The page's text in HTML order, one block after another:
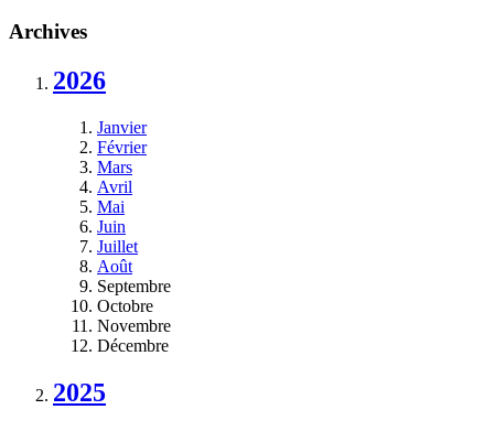
Archives
2026
Janvier
Février
Mars
Avril
Mai
Juin
Juillet
Août
Septembre
Octobre
Novembre
Décembre
2025